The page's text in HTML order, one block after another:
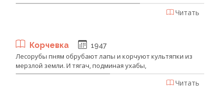
Читать
Корчевка 1947
Лесорубы пням обрубают лапы и корчуют культяпки из
мерзлой земли. И тягач, подминая ухабы,
Читать